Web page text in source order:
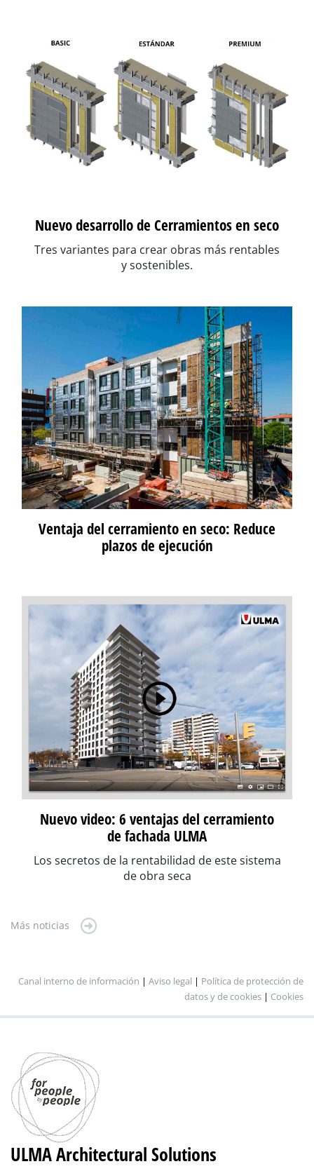
Nuevo desarrollo de Cerramientos en seco
Tres variantes para crear obras más rentables
y sostenibles.
Ventaja del cerramiento en seco: Reduce
plazos de ejecución
Nuevo video: 6 ventajas del cerramiento
de fachada ULMA
Los secretos de la rentabilidad de este sistema
de obra seca
Más noticias
Canal interno de información | Aviso legal | Política de protección de
datos y de cookies | Cookies
ULMA Architectural Solutions